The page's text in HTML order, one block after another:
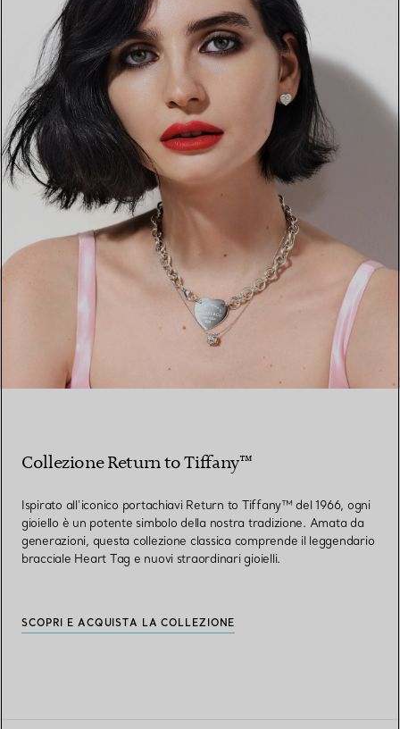
TROVA LA BOUTIQUE PIÙ VICINA A TE
Collezione Return to Tiffany™
Ispirato all’iconico portachiavi Return to Tiffany™ del 1966, ogni
gioiello è un potente simbolo della nostra tradizione. Amata da
generazioni, questa collezione classica comprende il leggendario
bracciale Heart Tag e nuovi straordinari gioielli.
SCOPRI E ACQUISTA LA COLLEZIONE